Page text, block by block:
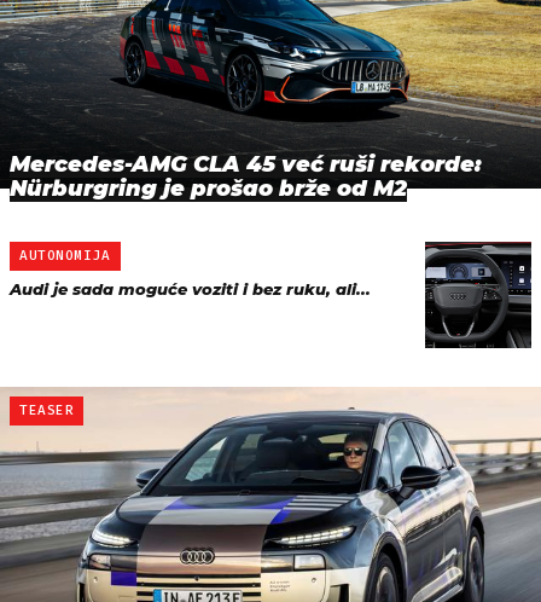
Mercedes-AMG CLA 45 već ruši rekorde:
Nürburgring je prošao brže od M2
AUTONOMIJA
Audi je sada moguće voziti i bez ruku, ali...
TEASER